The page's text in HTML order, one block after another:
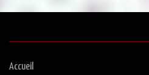
Accueil